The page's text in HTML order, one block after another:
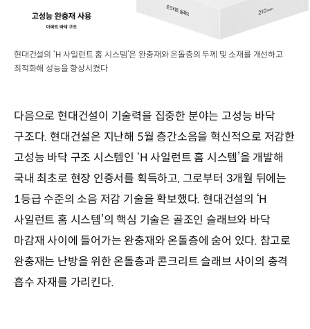
현대건설의 ‘H 사일런트 홈 시스템’은 완충재와 온돌층의 두께 및 소재를 개선하고
최적화해 성능을 향상시켰다
다음으로 현대건설이 기술력을 집중한 분야는 고성능 바닥
구조다. 현대건설은 지난해 5월 층간소음을 혁신적으로 저감한
고성능 바닥 구조 시스템인 ‘H 사일런트 홈 시스템’을 개발해
국내 최초로 현장 인증서를 획득하고, 그로부터 3개월 뒤에는
1등급 수준의 소음 저감 기술을 확보했다. 현대건설의 ‘H
사일런트 홈 시스템’의 핵심 기술은 골조인 슬래브와 바닥
마감재 사이에 들어가는 완충재와 온돌층에 숨어 있다. 참고로
완충재는 난방을 위한 온돌층과 콘크리트 슬래브 사이의 충격
흡수 자재를 가리킨다.